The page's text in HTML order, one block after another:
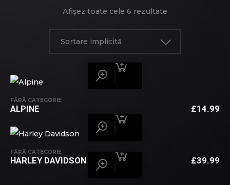
Afișez toate cele 6 rezultate
Sortare implicită
FĂRĂ CATEGORIE
ALPINE £14.99
FĂRĂ CATEGORIE
HARLEY DAVIDSON £39.99